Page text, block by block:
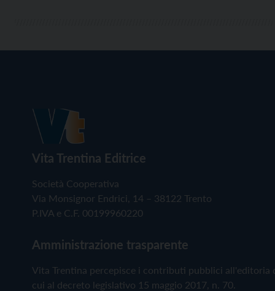
Vita Trentina Editrice
Società Cooperativa
Via Monsignor Endrici, 14 – 38122 Trento
P.IVA e C.F. 00199960220
Amministrazione trasparente
Vita Trentina percepisce i contributi pubblici all'editoria
cui al decreto legislativo 15 maggio 2017, n. 70.